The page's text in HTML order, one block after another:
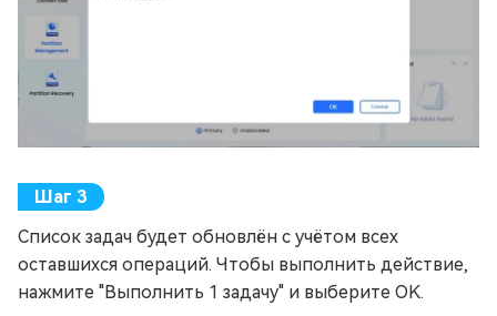
Список задач будет обновлён с учётом всех
оставшихся операций. Чтобы выполнить действие,
нажмите "Выполнить 1 задачу" и выберите OK.